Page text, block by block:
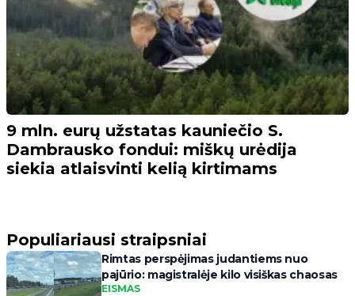
9 mln. eurų užstatas kauniečio S.
Dambrausko fondui: miškų urėdija
siekia atlaisvinti kelią kirtimams
Populiariausi straipsniai
Rimtas perspėjimas judantiems nuo
pajūrio: magistralėje kilo visiškas chaosas
EISMAS